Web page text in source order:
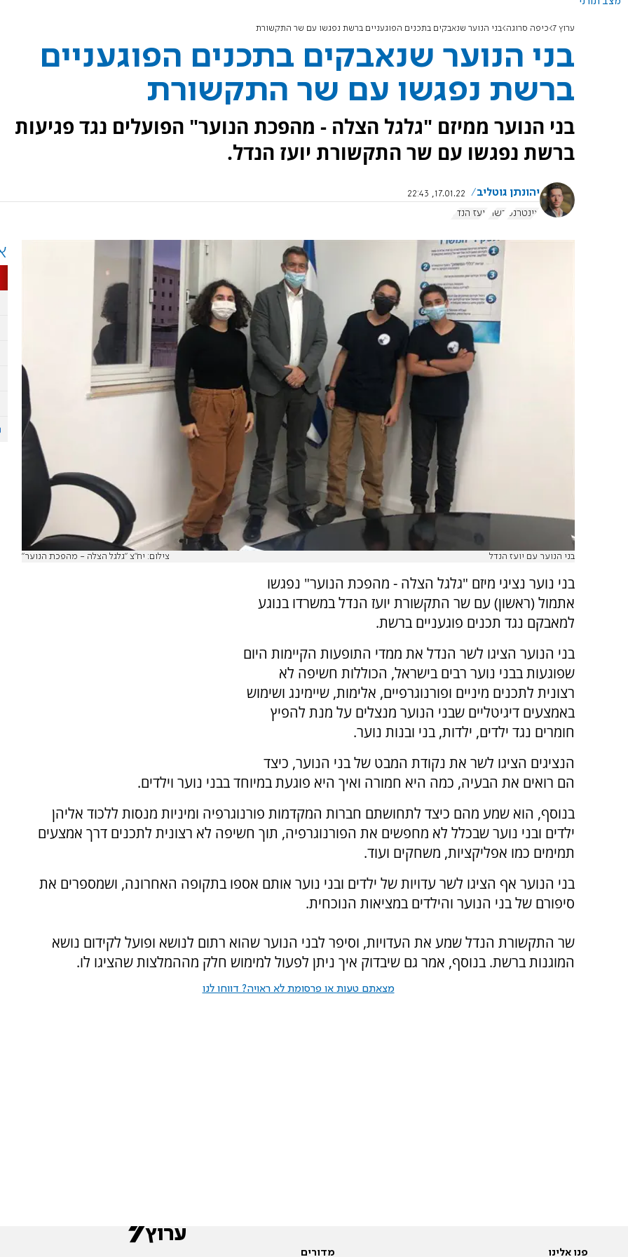
ערוץ 7 כיפה סרוגה בני הנוער שנאבקים בתכנים הפוגעניים ברשת נפגשו עם שר התקשורת
בני הנוער שנאבקים בתכנים הפוגעניים
ברשת נפגשו עם שר התקשורת
בני הנוער ממיזם "גלגל הצלה - מהפכת הנוער" הפועלים נגד פגיעות
ברשת נפגשו עם שר התקשורת יועז הנדל.
יהונתן גוטליב
17.01.22, 22:43
אינטרנט רשת יועז הנדל
בני הנוער עם יועז הנדל צילום: יח"צ "גלגל הצלה - מהפכת הנוער"
בני נוער נציגי מיזם "גלגל הצלה - מהפכת הנוער" נפגשו
אתמול (ראשון) עם שר התקשורת יועז הנדל במשרדו בנוגע
למאבקם נגד תכנים פוגעניים ברשת.
בני הנוער הציגו לשר הנדל את ממדי התופעות הקיימות היום
שפוגעות בבני נוער רבים בישראל, הכוללות חשיפה לא
רצונית לתכנים מיניים ופורנוגרפיים, אלימות, שיימינג ושימוש
באמצעים דיגיטליים שבני הנוער מנצלים על מנת להפיץ
חומרים נגד ילדים, ילדות, בני ובנות נוער.
הנציגים הציגו לשר את נקודת המבט של בני הנוער, כיצד
הם רואים את הבעיה, כמה היא חמורה ואיך היא פוגעת במיוחד בבני נוער וילדים.
בנוסף, הוא שמע מהם כיצד לתחושתם חברות המקדמות פורנוגרפיה ומיניות מנסות ללכוד אליהן
ילדים ובני נוער שבכלל לא מחפשים את הפורנוגרפיה, תוך חשיפה לא רצונית לתכנים דרך אמצעים
תמימים כמו אפליקציות, משחקים ועוד.
בני הנוער אף הציגו לשר עדויות של ילדים ובני נוער אותם אספו בתקופה האחרונה, ושמספרים את
סיפורם של בני הנוער והילדים במציאות הנוכחית.
שר התקשורת הנדל שמע את העדויות, וסיפר לבני הנוער שהוא רתום לנושא ופועל לקידום נושא
המוגנות ברשת. בנוסף, אמר גם שיבדוק איך ניתן לפעול למימוש חלק מההמלצות שהציגו לו.
מצאתם טעות או פרסומת לא ראויה? דווחו לנו
פנו אלינו מדורים